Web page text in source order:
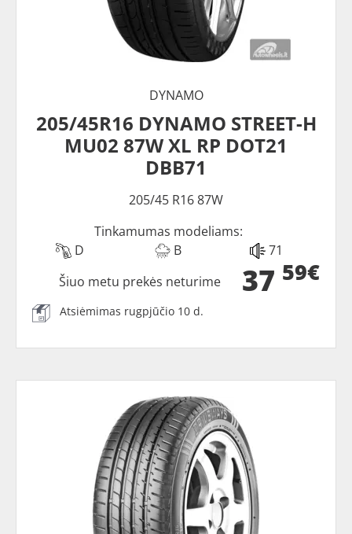
DYNAMO
205/45R16 DYNAMO STREET-H
MU02 87W XL RP DOT21
DBB71
205/45 R16 87W
Tinkamumas modeliams:
D
B 71
37 59€
Šiuo metu prekės neturime
Atsiėmimas rugpjūčio 10 d.